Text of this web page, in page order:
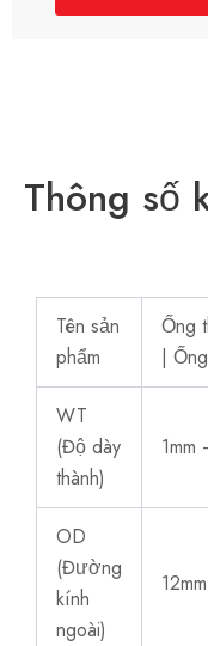
Thông số
Tên sản
phẩm
Ống
| Ống
WT
(Độ dày
thành)
1mm
OD
(Đường
kính
ngoài)